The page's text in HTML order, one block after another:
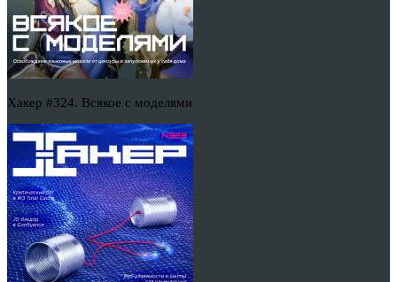
Хакер #324. Всякое с моделями